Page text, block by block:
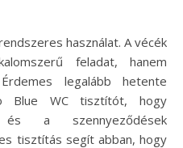
használat. A vécék
feladat, hanem
legalább hetente
Blue WC tisztítót, hogy
a szennyeződések
tisztítás segít abban, hogy